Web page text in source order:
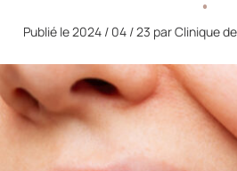
Publié le 2024 / 04 / 23 par Clinique